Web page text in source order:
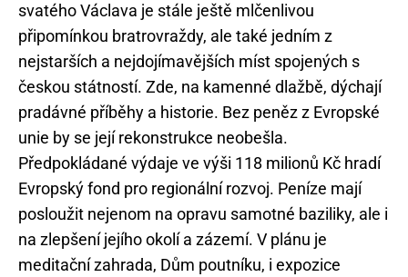
svatého Václava je stále ještě mlčenlivou
připomínkou bratrovraždy, ale také jedním z
nejstarších a nejdojímavějších míst spojených s
českou státností. Zde, na kamenné dlažbě, dýchají
pradávné příběhy a historie. Bez peněz z Evropské
unie by se její rekonstrukce neobešla.
Předpokládané výdaje ve výši 118 milionů Kč hradí
Evropský fond pro regionální rozvoj. Peníze mají
posloužit nejenom na opravu samotné baziliky, ale i
na zlepšení jejího okolí a zázemí. V plánu je
meditační zahrada, Dům poutníku, i expozice